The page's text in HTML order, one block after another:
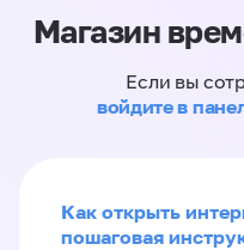
Магазин
Если вы
войдите в
Как открыть
пошаговая